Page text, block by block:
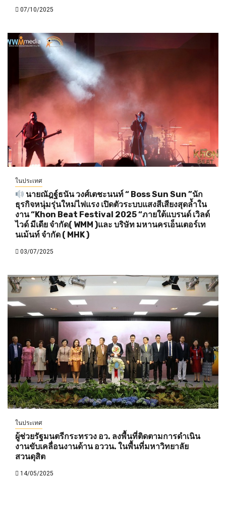
07/10/2025
ในประเทศ
นายณัฎฐ์ธนัน วงศ์เตชะนนท์ “ Boss Sun Sun ”นัก
ธุรกิจหนุ่มรุ่นใหม่ไฟแรง เปิดตัวระบบแสงสีเสียงสุดล้ำใน
งาน “Khon Beat Festival 2025 “ภายใต้แบรนด์ เวิลด์
ไวด์ มีเดีย จำกัด( WMM )และ บริษัท มหานครเอ็นเตอร์เท
นเม้นท์ จำกัด ( MHK )
03/07/2025
ในประเทศ
ผู้ช่วยรัฐมนตรีกระทรวง อว. ลงพื้นที่ติดตามการดำเนิน
งานขับเคลื่อนงานด้าน อววน. ในพื้นที่มหาวิทยาลัย
สวนดุสิต
14/05/2025